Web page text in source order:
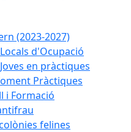
(2023-2027)
d'Ocupació
en pràctiques
Pràctiques
i Formació
felines